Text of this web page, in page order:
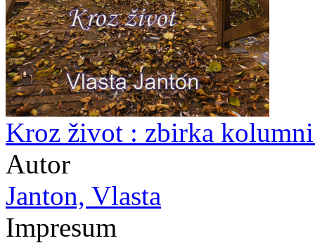
Kroz život : zbirka
Autor
Janton, Vlasta
Impresum